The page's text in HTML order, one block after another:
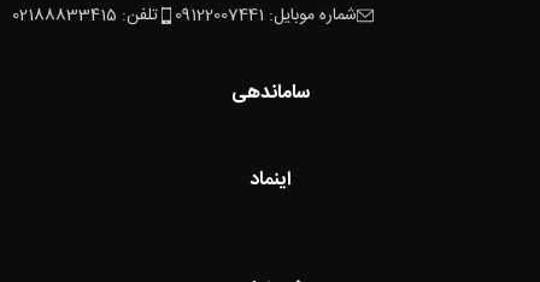
تلفن: 02188833415
شماره موبایل: 09122007441
ساماندهی
اینماد